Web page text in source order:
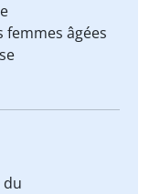
âgées
du